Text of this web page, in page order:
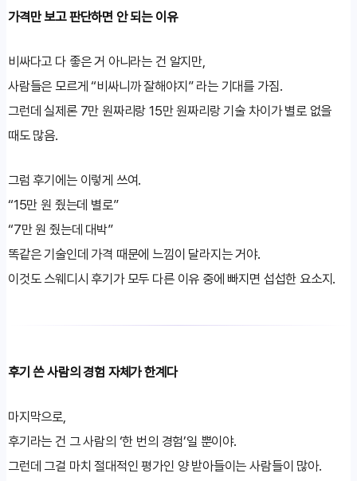
가격만 보고 판단하면 안 되는 이유
비싸다고 다 좋은 거 아니라는 건 알지만,
사람들은 모르게 “비싸니까 잘해야지” 라는 기대를 가짐.
그런데 실제론 7만 원짜리랑 15만 원짜리랑 기술 차이가 별로 없을
때도 많음.
그럼 후기에는 이렇게 쓰여.
“15만 원 줬는데 별로”
“7만 원 줬는데 대박”
똑같은 기술인데 가격 때문에 느낌이 달라지는 거야.
이것도 스웨디시 후기가 모두 다른 이유 중에 빠지면 섭섭한 요소지.
후기 쓴 사람의 경험 자체가 한계다
마지막으로,
후기라는 건 그 사람의 ‘한 번의 경험’일 뿐이야.
그런데 그걸 마치 절대적인 평가인 양 받아들이는 사람들이 많아.